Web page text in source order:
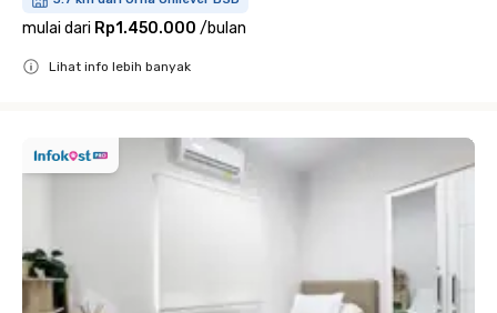
mulai dari Rp1.450.000 /bulan
Lihat info lebih banyak